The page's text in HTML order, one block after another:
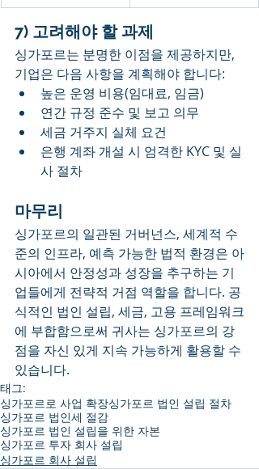
7) 고려해야 할 과제
싱가포르는 분명한 이점을 제공하지만,
기업은 다음 사항을 계획해야 합니다:
높은 운영 비용(임대료, 임금)
연간 규정 준수 및 보고 의무
세금 거주지 실체 요건
은행 계좌 개설 시 엄격한 KYC 및 실
사 절차
마무리
싱가포르의 일관된 거버넌스, 세계적 수
준의 인프라, 예측 가능한 법적 환경은 아
시아에서 안정성과 성장을 추구하는 기
업들에게 전략적 거점 역할을 합니다. 공
식적인 법인 설립, 세금, 고용 프레임워크
에 부합함으로써 귀사는 싱가포르의 강
점을 자신 있게 지속 가능하게 활용할 수
있습니다.
태그:
싱가포르로 사업 확장싱가포르 법인 설립 절차
싱가포르 법인세 절감
싱가포르 법인 설립을 위한 자본
싱가포르 투자 회사 설립
싱가포르 회사 설립